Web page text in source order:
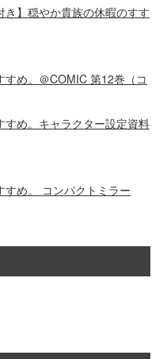
き】穏やか貴族の休暇のすす
すめ。＠COMIC 第12巻（コ
すめ。キャラクター設定資料
すめ。 コンパクトミラー